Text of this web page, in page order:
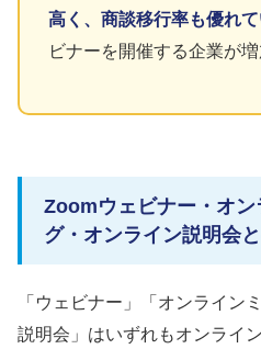
高く、商談移行率も優れ
ビナーを開催する企業が
Zoomウェビナー・オ
グ・オンライン説明会
「ウェビナー」「オンライン
説明会」はいずれもオンライ